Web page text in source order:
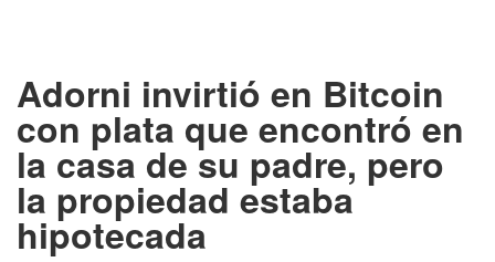
Adorni invirtió en Bitcoin
con plata que encontró en
la casa de su padre, pero
la propiedad estaba
hipotecada